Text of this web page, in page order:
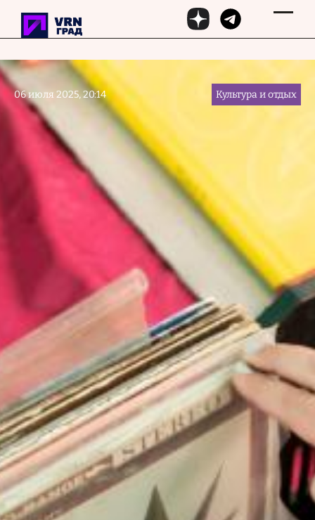
Перейти к основному содержанию
06 июля 2025, 20:14 Культура и отдых